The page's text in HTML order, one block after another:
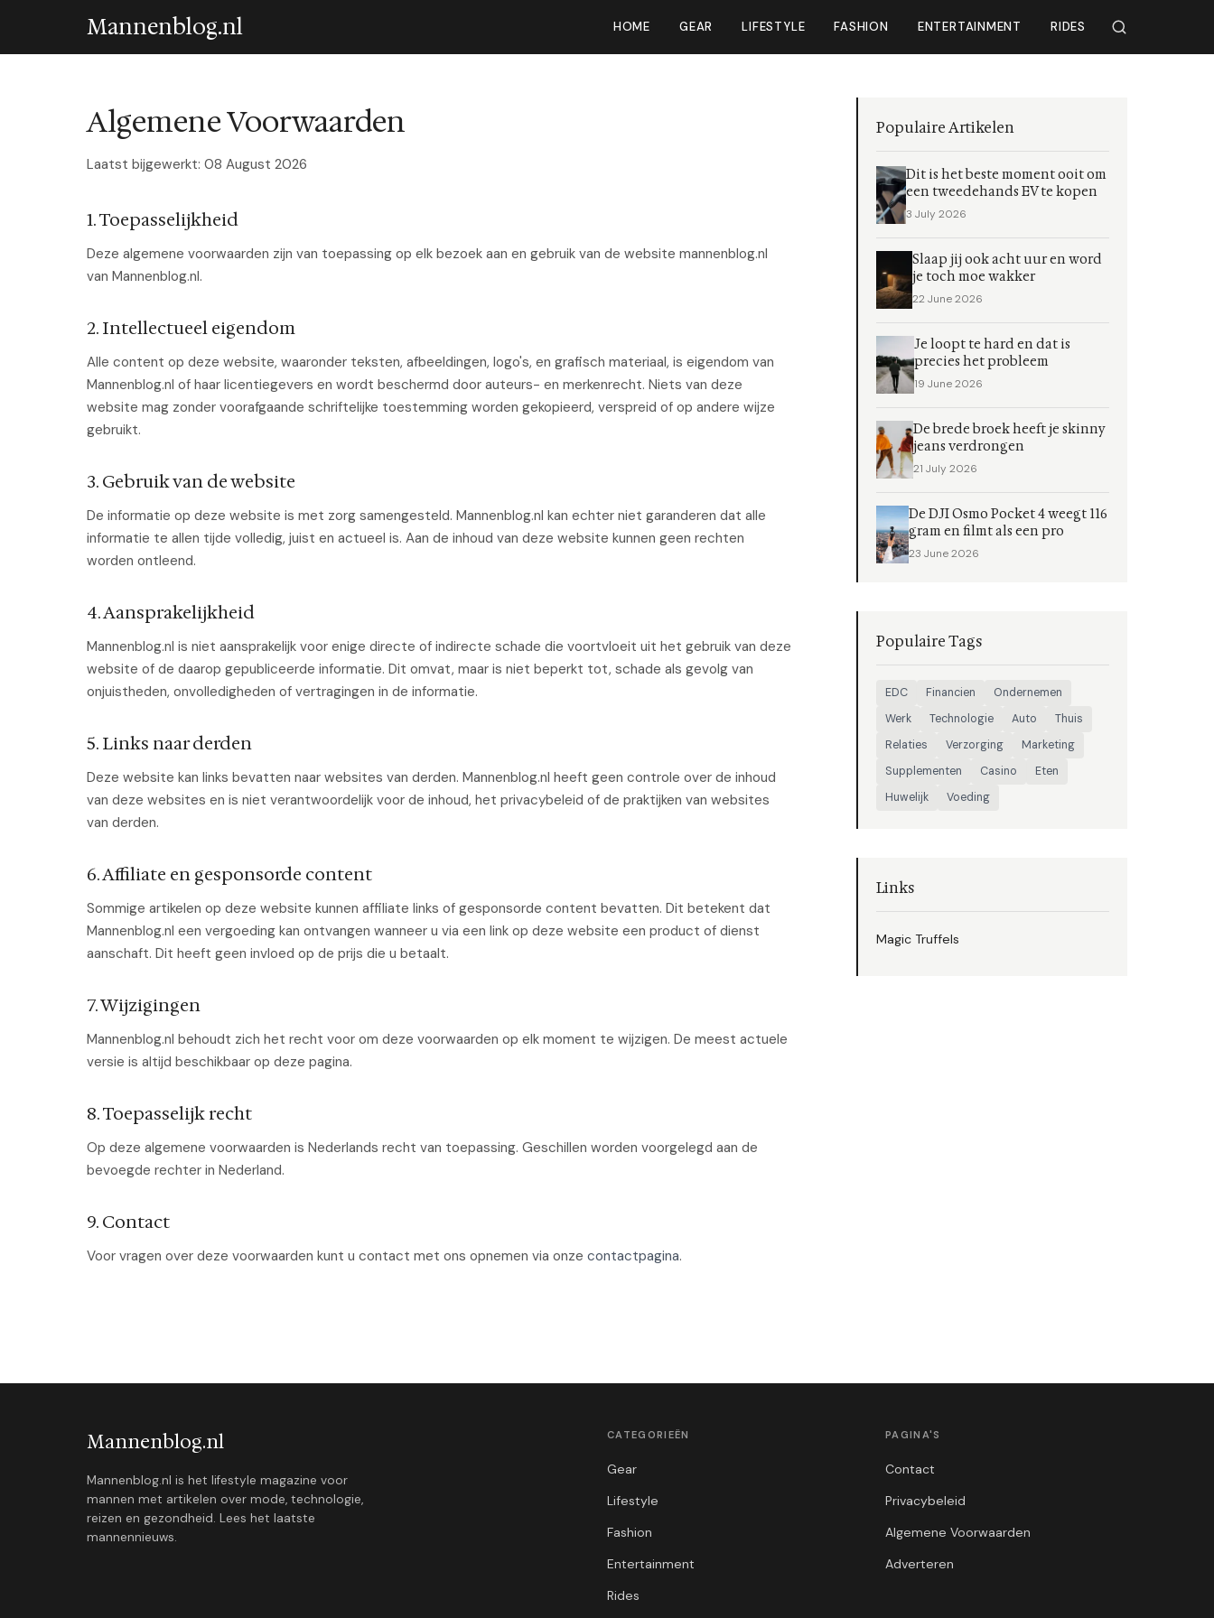
Mannenblog.nl HOME GEAR LIFESTYLE FASHION ENTERTAINMENT RIDES
Algemene Voorwaarden
Laatst bijgewerkt: 08 August 2026
1. Toepasselijkheid
Deze algemene voorwaarden zijn van toepassing op elk bezoek aan en gebruik van de website mannenblog.nl
van Mannenblog.nl.
2. Intellectueel eigendom
Alle content op deze website, waaronder teksten, afbeeldingen, logo's, en grafisch materiaal, is eigendom van
Mannenblog.nl of haar licentiegevers en wordt beschermd door auteurs- en merkenrecht. Niets van deze
website mag zonder voorafgaande schriftelijke toestemming worden gekopieerd, verspreid of op andere wijze
gebruikt.
3. Gebruik van de website
De informatie op deze website is met zorg samengesteld. Mannenblog.nl kan echter niet garanderen dat alle
informatie te allen tijde volledig, juist en actueel is. Aan de inhoud van deze website kunnen geen rechten
worden ontleend.
4. Aansprakelijkheid
Mannenblog.nl is niet aansprakelijk voor enige directe of indirecte schade die voortvloeit uit het gebruik van deze
website of de daarop gepubliceerde informatie. Dit omvat, maar is niet beperkt tot, schade als gevolg van
onjuistheden, onvolledigheden of vertragingen in de informatie.
5. Links naar derden
Deze website kan links bevatten naar websites van derden. Mannenblog.nl heeft geen controle over de inhoud
van deze websites en is niet verantwoordelijk voor de inhoud, het privacybeleid of de praktijken van websites
van derden.
6. Affiliate en gesponsorde content
Sommige artikelen op deze website kunnen affiliate links of gesponsorde content bevatten. Dit betekent dat
Mannenblog.nl een vergoeding kan ontvangen wanneer u via een link op deze website een product of dienst
aanschaft. Dit heeft geen invloed op de prijs die u betaalt.
7. Wijzigingen
Mannenblog.nl behoudt zich het recht voor om deze voorwaarden op elk moment te wijzigen. De meest actuele
versie is altijd beschikbaar op deze pagina.
8. Toepasselijk recht
Op deze algemene voorwaarden is Nederlands recht van toepassing. Geschillen worden voorgelegd aan de
bevoegde rechter in Nederland.
9. Contact
Voor vragen over deze voorwaarden kunt u contact met ons opnemen via onze contactpagina.
Populaire Artikelen
Dit is het beste moment ooit om
een tweedehands EV te kopen
3 July 2026
Slaap jij ook acht uur en word
je toch moe wakker
22 June 2026
Je loopt te hard en dat is
precies het probleem
19 June 2026
De brede broek heeft je skinny
jeans verdrongen
21 July 2026
De DJI Osmo Pocket 4 weegt 116
gram en filmt als een pro
23 June 2026
Populaire Tags
EDC Financien
Ondernemen
Werk
Technologie Auto
Thuis
Relaties
Verzorging
Marketing
Supplementen
Casino
Eten
Huwelijk
Voeding
Links
Magic Truffels
Mannenblog.nl
Mannenblog.nl is het lifestyle magazine voor
mannen met artikelen over mode, technologie,
reizen en gezondheid. Lees het laatste
mannennieuws.
CATEGORIEËN
Gear
Lifestyle
Fashion
Entertainment
Rides
PAGINA'S
Contact
Privacybeleid
Algemene Voorwaarden
Adverteren